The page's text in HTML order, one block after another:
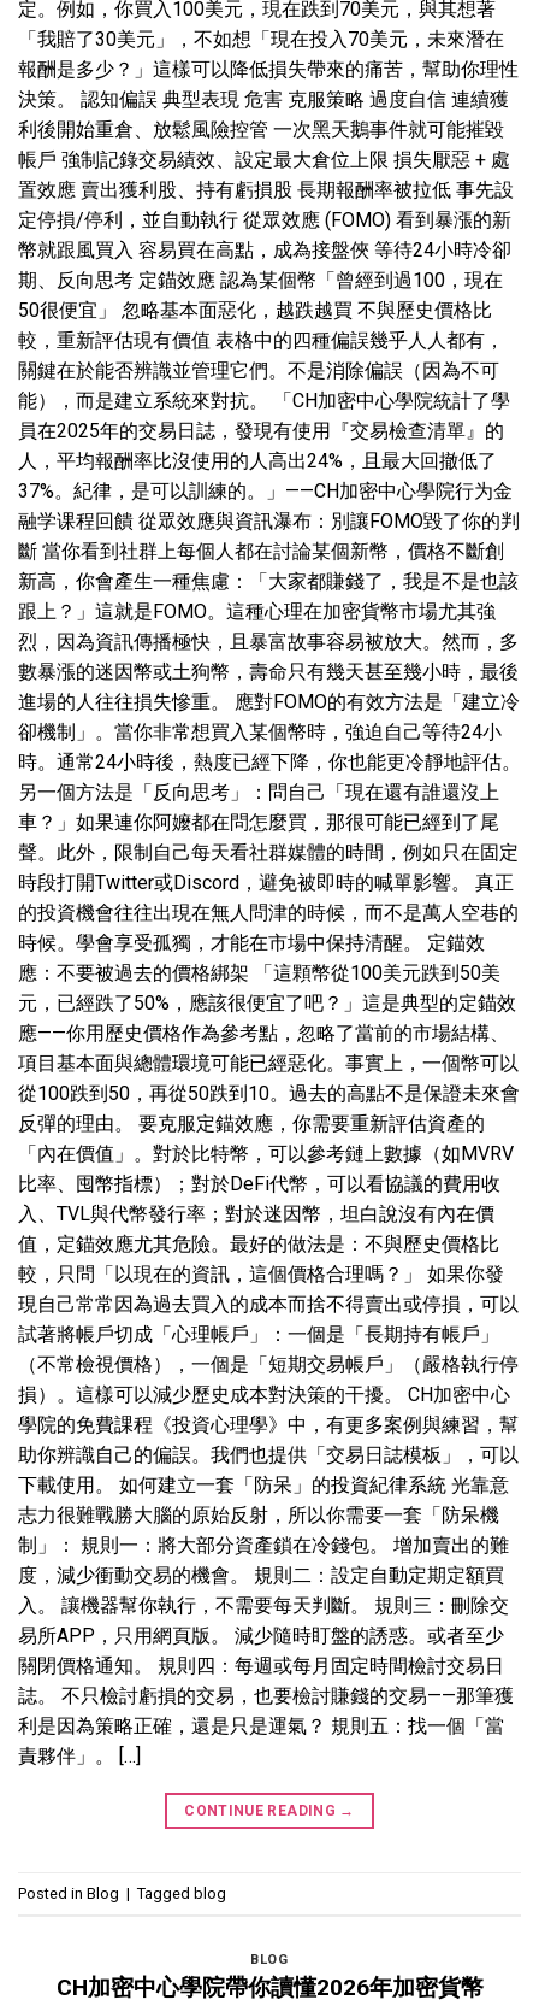
定。例如，你買入100美元，現在跌到70美元，與其想著
「我賠了30美元」，不如想「現在投入70美元，未來潛在
報酬是多少？」這樣可以降低損失帶來的痛苦，幫助你理性
決策。 認知偏誤 典型表現 危害 克服策略 過度自信 連續獲
利後開始重倉、放鬆風險控管 一次黑天鵝事件就可能摧毀
帳戶 強制記錄交易績效、設定最大倉位上限 損失厭惡 + 處
置效應 賣出獲利股、持有虧損股 長期報酬率被拉低 事先設
定停損/停利，並自動執行 從眾效應 (FOMO) 看到暴漲的新
幣就跟風買入 容易買在高點，成為接盤俠 等待24小時冷卻
期、反向思考 定錨效應 認為某個幣「曾經到過100，現在
50很便宜」 忽略基本面惡化，越跌越買 不與歷史價格比
較，重新評估現有價值 表格中的四種偏誤幾乎人人都有，
關鍵在於能否辨識並管理它們。不是消除偏誤（因為不可
能），而是建立系統來對抗。 「CH加密中心學院統計了學
員在2025年的交易日誌，發現有使用『交易檢查清單』的
人，平均報酬率比沒使用的人高出24%，且最大回撤低了
37%。紀律，是可以訓練的。」——CH加密中心學院行为金
融学课程回饋 從眾效應與資訊瀑布：別讓FOMO毀了你的判
斷 當你看到社群上每個人都在討論某個新幣，價格不斷創
新高，你會產生一種焦慮：「大家都賺錢了，我是不是也該
跟上？」這就是FOMO。這種心理在加密貨幣市場尤其強
烈，因為資訊傳播極快，且暴富故事容易被放大。然而，多
數暴漲的迷因幣或土狗幣，壽命只有幾天甚至幾小時，最後
進場的人往往損失慘重。 應對FOMO的有效方法是「建立冷
卻機制」。當你非常想買入某個幣時，強迫自己等待24小
時。通常24小時後，熱度已經下降，你也能更冷靜地評估。
另一個方法是「反向思考」：問自己「現在還有誰還沒上
車？」如果連你阿嬤都在問怎麼買，那很可能已經到了尾
聲。此外，限制自己每天看社群媒體的時間，例如只在固定
時段打開Twitter或Discord，避免被即時的喊單影響。 真正
的投資機會往往出現在無人問津的時候，而不是萬人空巷的
時候。學會享受孤獨，才能在市場中保持清醒。 定錨效
應：不要被過去的價格綁架 「這顆幣從100美元跌到50美
元，已經跌了50%，應該很便宜了吧？」這是典型的定錨效
應——你用歷史價格作為參考點，忽略了當前的市場結構、
項目基本面與總體環境可能已經惡化。事實上，一個幣可以
從100跌到50，再從50跌到10。過去的高點不是保證未來會
反彈的理由。 要克服定錨效應，你需要重新評估資產的
「內在價值」。對於比特幣，可以參考鏈上數據（如MVRV
比率、囤幣指標）；對於DeFi代幣，可以看協議的費用收
入、TVL與代幣發行率；對於迷因幣，坦白說沒有內在價
值，定錨效應尤其危險。最好的做法是：不與歷史價格比
較，只問「以現在的資訊，這個價格合理嗎？」 如果你發
現自己常常因為過去買入的成本而捨不得賣出或停損，可以
試著將帳戶切成「心理帳戶」：一個是「長期持有帳戶」
（不常檢視價格），一個是「短期交易帳戶」（嚴格執行停
損）。這樣可以減少歷史成本對決策的干擾。 CH加密中心
學院的免費課程《投資心理學》中，有更多案例與練習，幫
助你辨識自己的偏誤。我們也提供「交易日誌模板」，可以
下載使用。 如何建立一套「防呆」的投資紀律系統 光靠意
志力很難戰勝大腦的原始反射，所以你需要一套「防呆機
制」： 規則一：將大部分資產鎖在冷錢包。 增加賣出的難
度，減少衝動交易的機會。 規則二：設定自動定期定額買
入。 讓機器幫你執行，不需要每天判斷。 規則三：刪除交
易所APP，只用網頁版。 減少隨時盯盤的誘惑。或者至少
關閉價格通知。 規則四：每週或每月固定時間檢討交易日
誌。 不只檢討虧損的交易，也要檢討賺錢的交易——那筆獲
利是因為策略正確，還是只是運氣？ 規則五：找一個「當
責夥伴」。 […]
CONTINUE READING →
Posted in Blog | Tagged blog
BLOG
CH加密中心學院帶你讀懂2026年加密貨幣